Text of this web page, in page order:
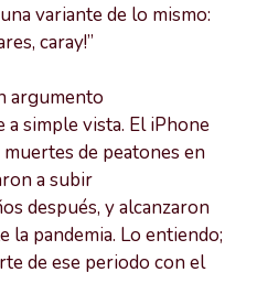
variante de lo mismo:
caray!”
argumento
simple vista. El iPhone
de peatones en
a subir
después, y alcanzaron
la pandemia. Lo entiendo;
de ese periodo con el